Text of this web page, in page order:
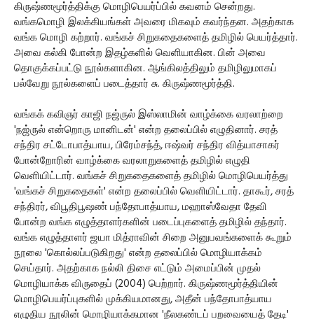
கிருஷ்ணமூர்த்திக்கு மொழிபெயர்ப்பில் கவனம் சென்றது.
வங்கமொழி இலக்கியங்கள் அவரை மிகவும் கவர்ந்தன. அதற்காக
வங்க மொழி கற்றார். வங்கச் சிறுகதைகளைத் தமிழில் பெயர்த்தார்.
அவை கல்கி போன்ற இதழ்களில் வெளியாகின. பின் அவை
தொகுக்கப்பட்டு நூல்களாகின. ஆங்கிலத்திலும் தமிழிலுமாகப்
பல்வேறு நூல்களைப் படைத்தார் சு. கிருஷ்ணமூர்த்தி.
வங்கக் கவிஞர் காஜி நஜ்ருல் இஸ்லாமின் வாழ்க்கை வரலாற்றை
'நஜ்ருல் என்றொரு மானிடன்' என்ற தலைப்பில் எழுதினார். சரத்
சந்திர சட்டோபாத்யாய, பிரேம்சந்த், ஈஷ்வர் சந்திர வித்யாசாகர்
போன்றோரின் வாழ்க்கை வரலாறுகளைத் தமிழில் எழுதி
வெளியிட்டார். வங்கச் சிறுகதைகளைத் தமிழில் மொழிபெயர்த்து
'வங்கச் சிறுகதைகள்' என்ற தலைப்பில் வெளியிட்டார். தாகூர், சரத்
சந்திரர், விபூதிபூஷண் பந்தோபாத்யாய, மஹாஸ்வேதா தேவி
போன்ற வங்க எழுத்தாளர்களின் படைப்புகளைத் தமிழில் தந்தார்.
வங்க எழுத்தாளர் ஜயா மித்ராவின் சிறை அனுபவங்களைக் கூறும்
நூலை 'கொல்லப்படுகிறது' என்ற தலைப்பில் மொழியாக்கம்
செய்தார். அதற்காக நல்லி திசை எட்டும் அமைப்பின் முதல்
மொழியாக்க விருதைப் (2004) பெற்றார். கிருஷ்ணமூர்த்தியின்
மொழிபெயர்ப்புகளில் முக்கியமானது, அதீன் பந்தோபாத்யாய
எழுதிய நூலின் மொழியாக்கமான 'நீலகண்டப் பறவையைத் தேடி'